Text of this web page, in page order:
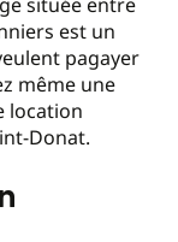
est un
pagayer
même une
location
Donat.